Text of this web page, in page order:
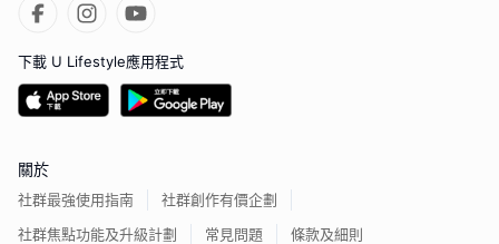
下載 U Lifestyle應用程式
關於
社群最強使用指南
社群創作有價企劃
社群焦點功能及升級計劃
常見問題 條款及細則